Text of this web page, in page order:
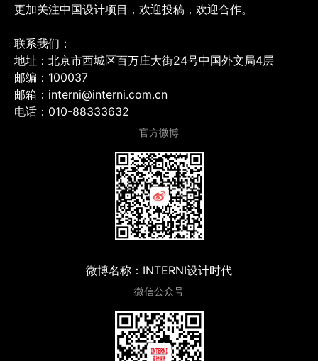
更加关注中国设计项目，欢迎投稿，欢迎合作。
联系我们：
地址：北京市西城区百万庄大街24号中国外文局4层
邮编：100037
邮箱：interni@interni.com.cn
电话：010-88333632
官方微博
微博名称：INTERNI设计时代
微信公众号